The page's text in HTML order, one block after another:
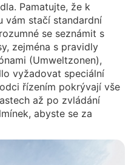
Pamatujte, že k
vám stačí standardní
se seznámit s
zejména s pravidly
(Umweltzonen),
vyžadovat speciální
řízením pokrývají vše
až po zvládání
abyste se za